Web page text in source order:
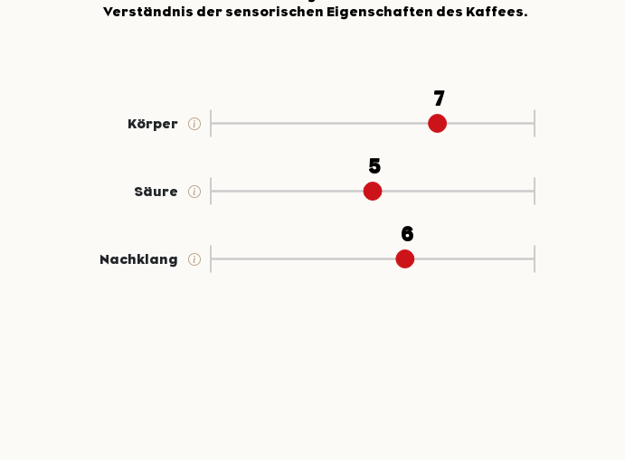
Verständnis der sensorischen Eigenschaften des Kaffees.
Körper
Säure
Nachklang